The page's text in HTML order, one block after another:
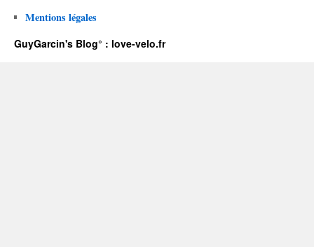
Mentions légales
GuyGarcin's Blog° : love-velo.fr